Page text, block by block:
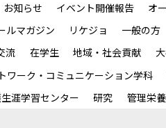
お知らせ イベント開催報告 オ
ルマガジン リケジョ 一般の方
流 在学生 地域・社会貢献
ワーク・コミュニケーション学科
涯学習センター 研究 管理栄